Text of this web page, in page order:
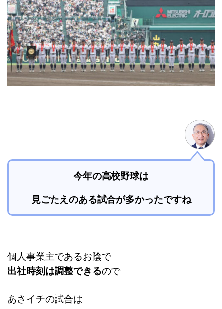
今年の高校野球は
見ごたえのある試合が多かったですね
個人事業主であるお陰で
出社時刻は調整できるので
あさイチの試合は